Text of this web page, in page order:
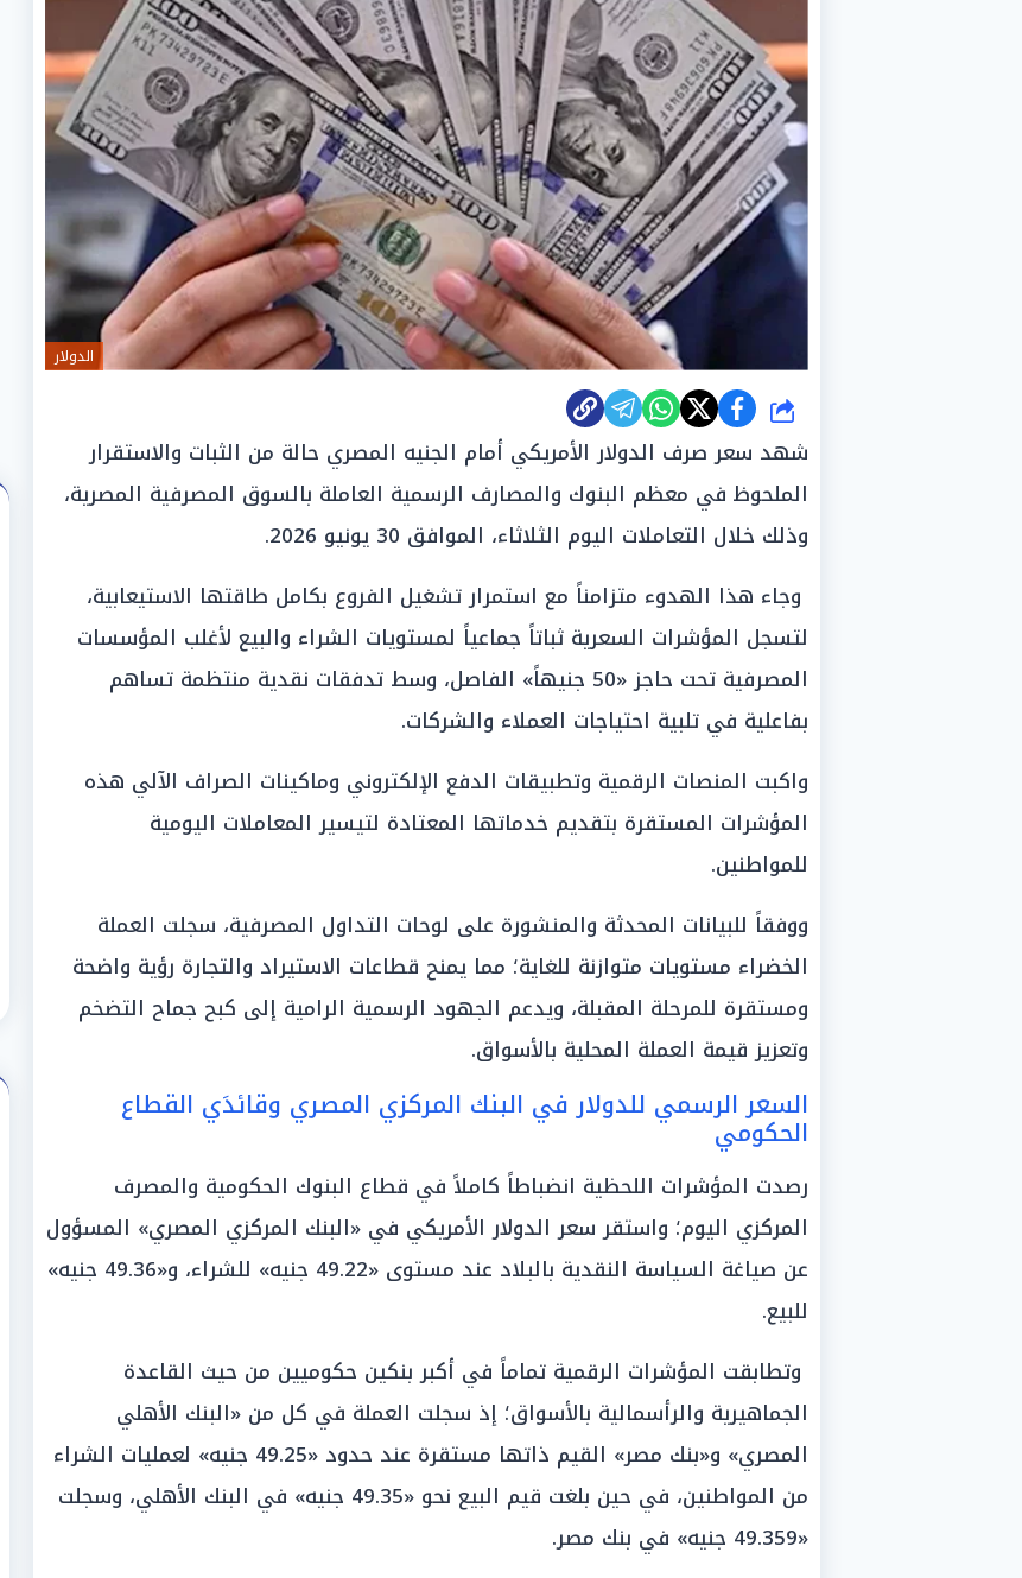
الدولار
شارك
شهد سعر صرف الدولار الأمريكي أمام الجنيه المصري حالة من الثبات والاستقرار
الملحوظ في معظم البنوك والمصارف الرسمية العاملة بالسوق المصرفية المصرية،
وذلك خلال التعاملات اليوم الثلاثاء، الموافق 30 يونيو 2026.
وجاء هذا الهدوء متزامناً مع استمرار تشغيل الفروع بكامل طاقتها الاستيعابية،
لتسجل المؤشرات السعرية ثباتاً جماعياً لمستويات الشراء والبيع لأغلب المؤسسات
المصرفية تحت حاجز «50 جنيهاً» الفاصل، وسط تدفقات نقدية منتظمة تساهم
بفاعلية في تلبية احتياجات العملاء والشركات.
واكبت المنصات الرقمية وتطبيقات الدفع الإلكتروني وماكينات الصراف الآلي هذه
المؤشرات المستقرة بتقديم خدماتها المعتادة لتيسير المعاملات اليومية
للمواطنين.
ووفقاً للبيانات المحدثة والمنشورة على لوحات التداول المصرفية، سجلت العملة
الخضراء مستويات متوازنة للغاية؛ مما يمنح قطاعات الاستيراد والتجارة رؤية واضحة
ومستقرة للمرحلة المقبلة، ويدعم الجهود الرسمية الرامية إلى كبح جماح التضخم
وتعزيز قيمة العملة المحلية بالأسواق.
السعر الرسمي للدولار في البنك المركزي المصري وقائدَي القطاع
الحكومي
رصدت المؤشرات اللحظية انضباطاً كاملاً في قطاع البنوك الحكومية والمصرف
المركزي اليوم؛ واستقر سعر الدولار الأمريكي في «البنك المركزي المصري» المسؤول
عن صياغة السياسة النقدية بالبلاد عند مستوى «49.22 جنيه» للشراء، و«49.36 جنيه»
للبيع.
وتطابقت المؤشرات الرقمية تماماً في أكبر بنكين حكوميين من حيث القاعدة
الجماهيرية والرأسمالية بالأسواق؛ إذ سجلت العملة في كل من «البنك الأهلي
المصري» و«بنك مصر» القيم ذاتها مستقرة عند حدود «49.25 جنيه» لعمليات الشراء
من المواطنين، في حين بلغت قيم البيع نحو «49.35 جنيه» في البنك الأهلي، وسجلت
«49.359 جنيه» في بنك مصر.